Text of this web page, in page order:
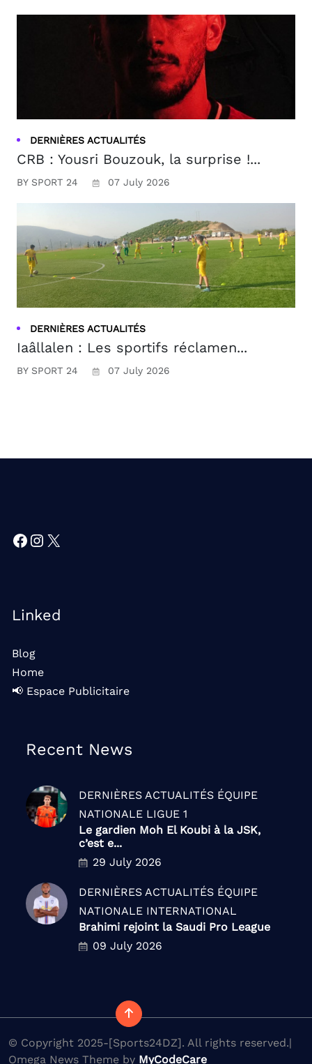
DERNIÈRES ACTUALITÉS
CRB : Yousri Bouzouk, la surprise !...
BY SPORT 24 07 July 2026
DERNIÈRES ACTUALITÉS
Iaâllalen : Les sportifs réclamen...
BY SPORT 24 07 July 2026
Facebook
Instagram
X
Linked
Blog
Home
📢 Espace Publicitaire
Recent News
DERNIÈRES ACTUALITÉS ÉQUIPE
NATIONALE LIGUE 1
Le gardien Moh El Koubi à la JSK,
c’est e...
29 July 2026
DERNIÈRES ACTUALITÉS ÉQUIPE
NATIONALE INTERNATIONAL
Brahimi rejoint la Saudi Pro League
09 July 2026
© Copyright 2025-[Sports24DZ]. All rights reserved.|
Omega News Theme by MyCodeCare